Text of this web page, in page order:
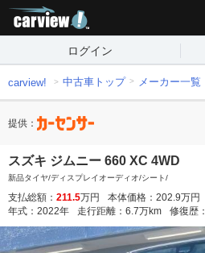
ログイン
carview! 中古車トップ メーカー一覧
提供：
スズキ ジムニー 660 XC 4WD
新品タイヤ/ディスプレイオーディオ/シート/
支払総額： 211.5万円 本体価格： 202.9万円
年式： 2022年 走行距離： 6.7万km 修復歴：